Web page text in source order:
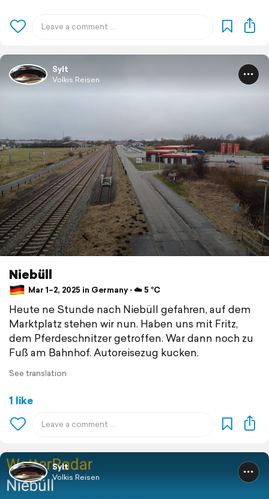
Sylt
Volkis Reisen
Niebüll
Mar 1–2, 2025 in Germany ⋅ ☁️ 5 °C
Heute ne Stunde nach Niebüll gefahren, auf dem
Marktplatz stehen wir nun. Haben uns mit Fritz,
dem Pferdeschnitzer getroffen. War dann noch zu
Fuß am Bahnhof. Autoreisezug kucken.
See translation
1 like
Sylt
Volkis Reisen